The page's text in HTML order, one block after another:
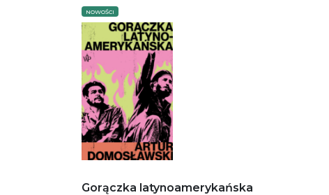
NOWOŚCI
Gorączka latynoamerykańska